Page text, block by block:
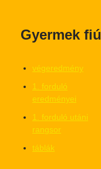
Gyermek fiú
végeredmény
1. forduló
eredményei
1. forduló utáni
rangsor
táblák